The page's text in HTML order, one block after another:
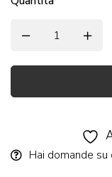
Hai domande